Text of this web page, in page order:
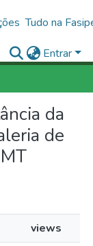
Tudo na
Entrar
da
de
views